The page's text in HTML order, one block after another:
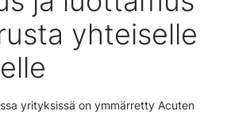
yhteiselle
yrityksissä on ymmärretty Acuten